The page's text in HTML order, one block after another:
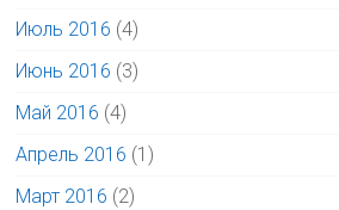
Июль 2016 (4)
Июнь 2016 (3)
Май 2016 (4)
Апрель 2016 (1)
Март 2016 (2)